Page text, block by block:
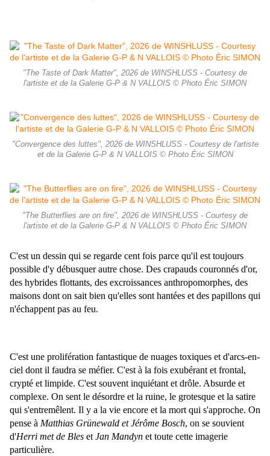
"The Taste of Dark Matter", 2026 de WINSHLUSS - Courtesy de
l'artiste et de la Galerie G-P & N VALLOIS © Photo Éric SIMON
"Convergence des luttes", 2026 de WINSHLUSS - Courtesy de l'artiste
et de la Galerie G-P & N VALLOIS © Photo Éric SIMON
"The Butterflies are on fire", 2026 de WINSHLUSS - Courtesy de
l'artiste et de la Galerie G-P & N VALLOIS © Photo Éric SIMON
C'est un dessin qui se regarde cent fois parce qu'il est toujours
possible d'y débusquer autre chose. Des crapauds couronnés d'or,
des hybrides flottants, des excroissances anthropomorphes, des
maisons dont on sait bien qu'elles sont hantées et des papillons qui
n'échappent pas au feu.
C'est une prolifération fantastique de nuages toxiques et d'arcs-en-
ciel dont il faudra se méfier. C'est à la fois exubérant et frontal,
crypté et limpide. C'est souvent inquiétant et drôle. Absurde et
complexe. On sent le désordre et la ruine, le grotesque et la satire
qui s'entremêlent. Il y a la vie encore et la mort qui s'approche. On
pense à Matthias Grünewald et Jérôme Bosch, on se souvient
d'Herri met de Bles et Jan Mandyn et toute cette imagerie
particulière.